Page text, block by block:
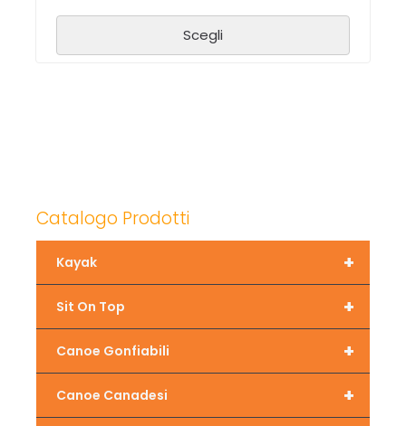
Scegli
Catalogo Prodotti
+
Kayak
+
Sit On Top
+
Canoe Gonfiabili
+
Canoe Canadesi